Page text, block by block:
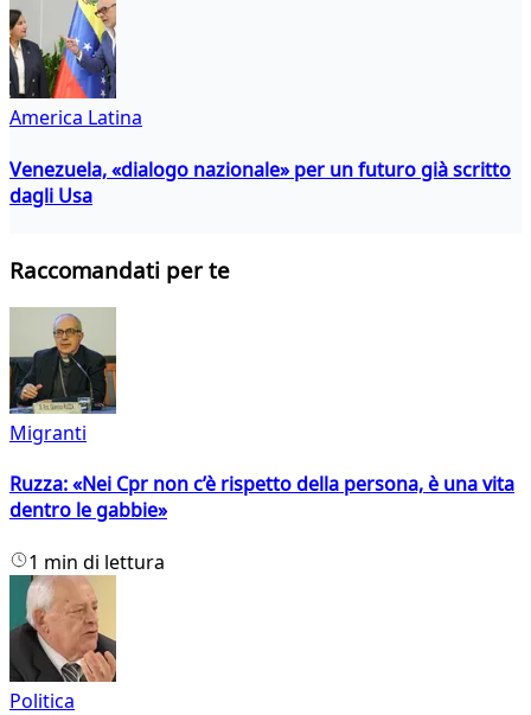
America Latina
Venezuela, «dialogo nazionale» per un futuro già scritto
dagli Usa
Raccomandati per te
Migranti
Ruzza: «Nei Cpr non c’è rispetto della persona, è una vita
dentro le gabbie»
1 min di lettura
Politica